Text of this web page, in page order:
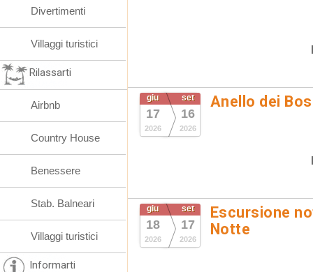
giu
17
2026
set
16
2026
Anello dei
giu
18
2026
set
17
2026
Escursione
Notte
Divertimenti
Villaggi turistici
Rilassarti
Airbnb
Country House
Benessere
Stab. Balneari
Villaggi turistici
Informarti